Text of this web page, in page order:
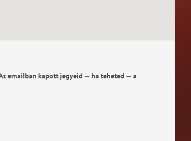
emailban kapott jegyeid — ha teheted — a